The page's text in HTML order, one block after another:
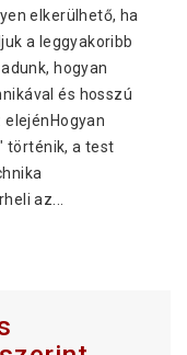
elkerülhető, ha
a leggyakoribb
hogyan
és hosszú
történik, a test
az...